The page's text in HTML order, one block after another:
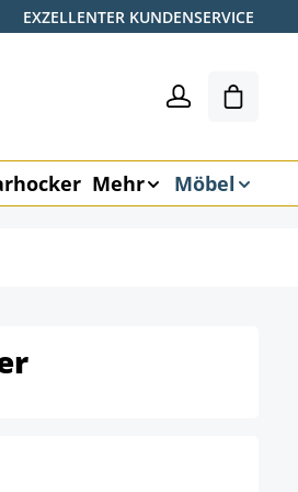
EXZELLENTER KUNDENSERVICE
Mehr Möbel